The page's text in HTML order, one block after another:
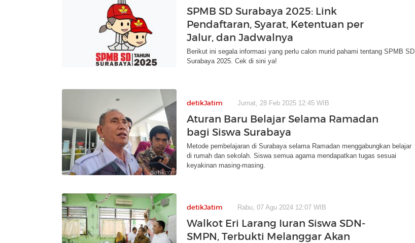
SPMB SD Surabaya 2025: Link
Pendaftaran, Syarat, Ketentuan per
Jalur, dan Jadwalnya
Berikut ini segala informasi yang perlu calon murid pahami tentang SPMB SD
Surabaya 2025. Cek di sini ya!
detikJatim Jumat, 28 Feb 2025 12:45 WIB
Aturan Baru Belajar Selama Ramadan
bagi Siswa Surabaya
Metode pembelajaran di Surabaya selama Ramadan menggabungkan belajar
di rumah dan sekolah. Siswa semua agama mendapatkan tugas sesuai
keyakinan masing-masing.
detikJatim Rabu, 07 Agu 2024 12:07 WIB
Walkot Eri Larang Iuran Siswa SDN-
SMPN, Terbukti Melanggar Akan